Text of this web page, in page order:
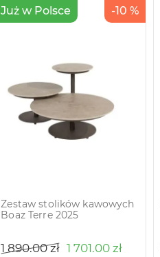
Już w Polsce -10 %
Zestaw stolików kawowych
Boaz Terre 2025
1 890.00zł 1 701.00zł